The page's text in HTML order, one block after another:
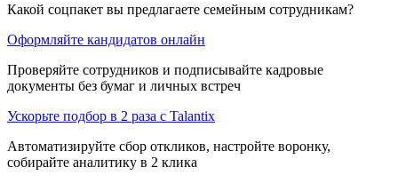
Какой соцпакет вы предлагаете семейным сотрудникам?
Оформляйте кандидатов онлайн
Проверяйте сотрудников и подписывайте кадровые
документы без бумаг и личных встреч
Ускорьте подбор в 2 раза с Talantix
Автоматизируйте сбор откликов, настройте воронку,
собирайте аналитику в 2 клика